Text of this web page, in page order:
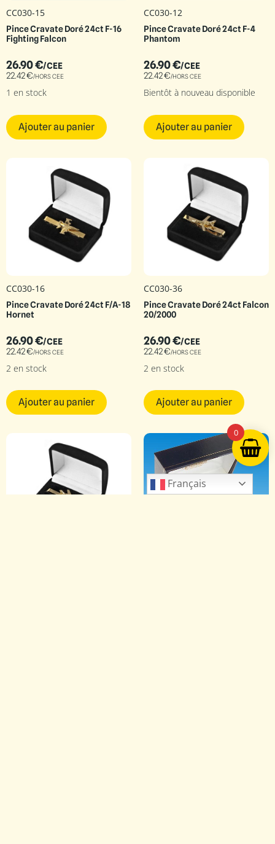
CC030-15
Pince Cravate Doré 24ct F-16
Fighting Falcon
26.90€/CEE
22.42€/HORS CEE
1 en stock
Ajouter au panier
CC030-12
Pince Cravate Doré 24ct F-4
Phantom
26.90€/CEE
22.42€/HORS CEE
Bientôt à nouveau disponible
Ajouter au panier
CC030-16
Pince Cravate Doré 24ct F/A-18
Hornet
26.90€/CEE
22.42€/HORS CEE
2 en stock
Ajouter au panier
CC030-36
Pince Cravate Doré 24ct Falcon
20/2000
26.90€/CEE
22.42€/HORS CEE
2 en stock
Ajouter au panier
Français
0